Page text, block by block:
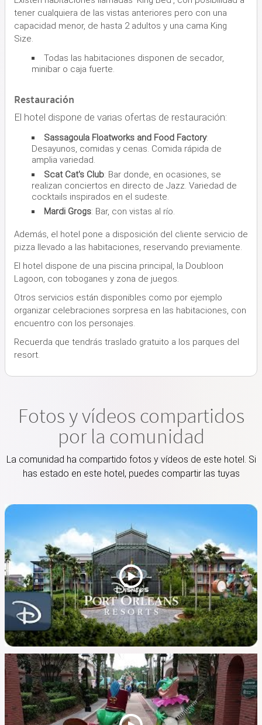
tener cualquiera de las vistas anteriores pero con una
capacidad menor, de hasta 2 adultos y una cama King
Size.
Todas las habitaciones disponen de secador,
minibar o caja fuerte.
Restauración
El hotel dispone de varias ofertas de restauración:
Sassagoula Floatworks and Food Factory:
Desayunos, comidas y cenas. Comida rápida de
amplia variedad.
Scat Cat's Club: Bar donde, en ocasiones, se
realizan conciertos en directo de Jazz. Variedad de
cocktails inspirados en el sudeste.
Mardi Grogs: Bar, con vistas al río.
Además, el hotel pone a disposición del cliente servicio de
pizza llevado a las habitaciones, reservando previamente.
El hotel dispone de una piscina principal, la Doubloon
Lagoon, con toboganes y zona de juegos.
Otros servicios están disponibles como por ejemplo
organizar celebraciones sorpresa en las habitaciones, con
encuentro con los personajes.
Recuerda que tendrás traslado gratuito a los parques del
resort.
Fotos y vídeos compartidos
por la comunidad
La comunidad ha compartido fotos y vídeos de este hotel. Si
has estado en este hotel, puedes compartir las tuyas